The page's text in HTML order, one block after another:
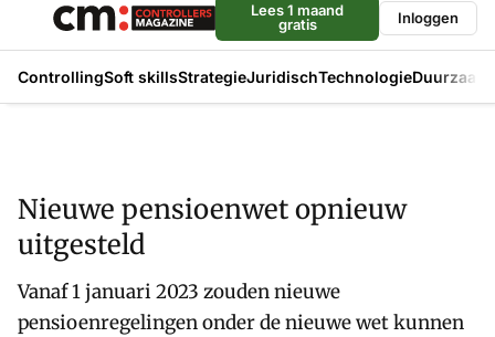
Lees 1 maand
gratis
Inloggen
ControllingSoft skillsStrategieJuridischTechnologie
Nieuwe pensioenwet opnieuw
uitgesteld
Vanaf 1 januari 2023 zouden nieuwe
pensioenregelingen onder de nieuwe wet kunnen